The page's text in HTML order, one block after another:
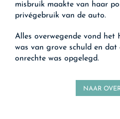
misbruik maakte van haar
privégebruik van de auto.
Alles overwegende vond het
was van grove schuld en
onrechte was opgelegd.
NAAR